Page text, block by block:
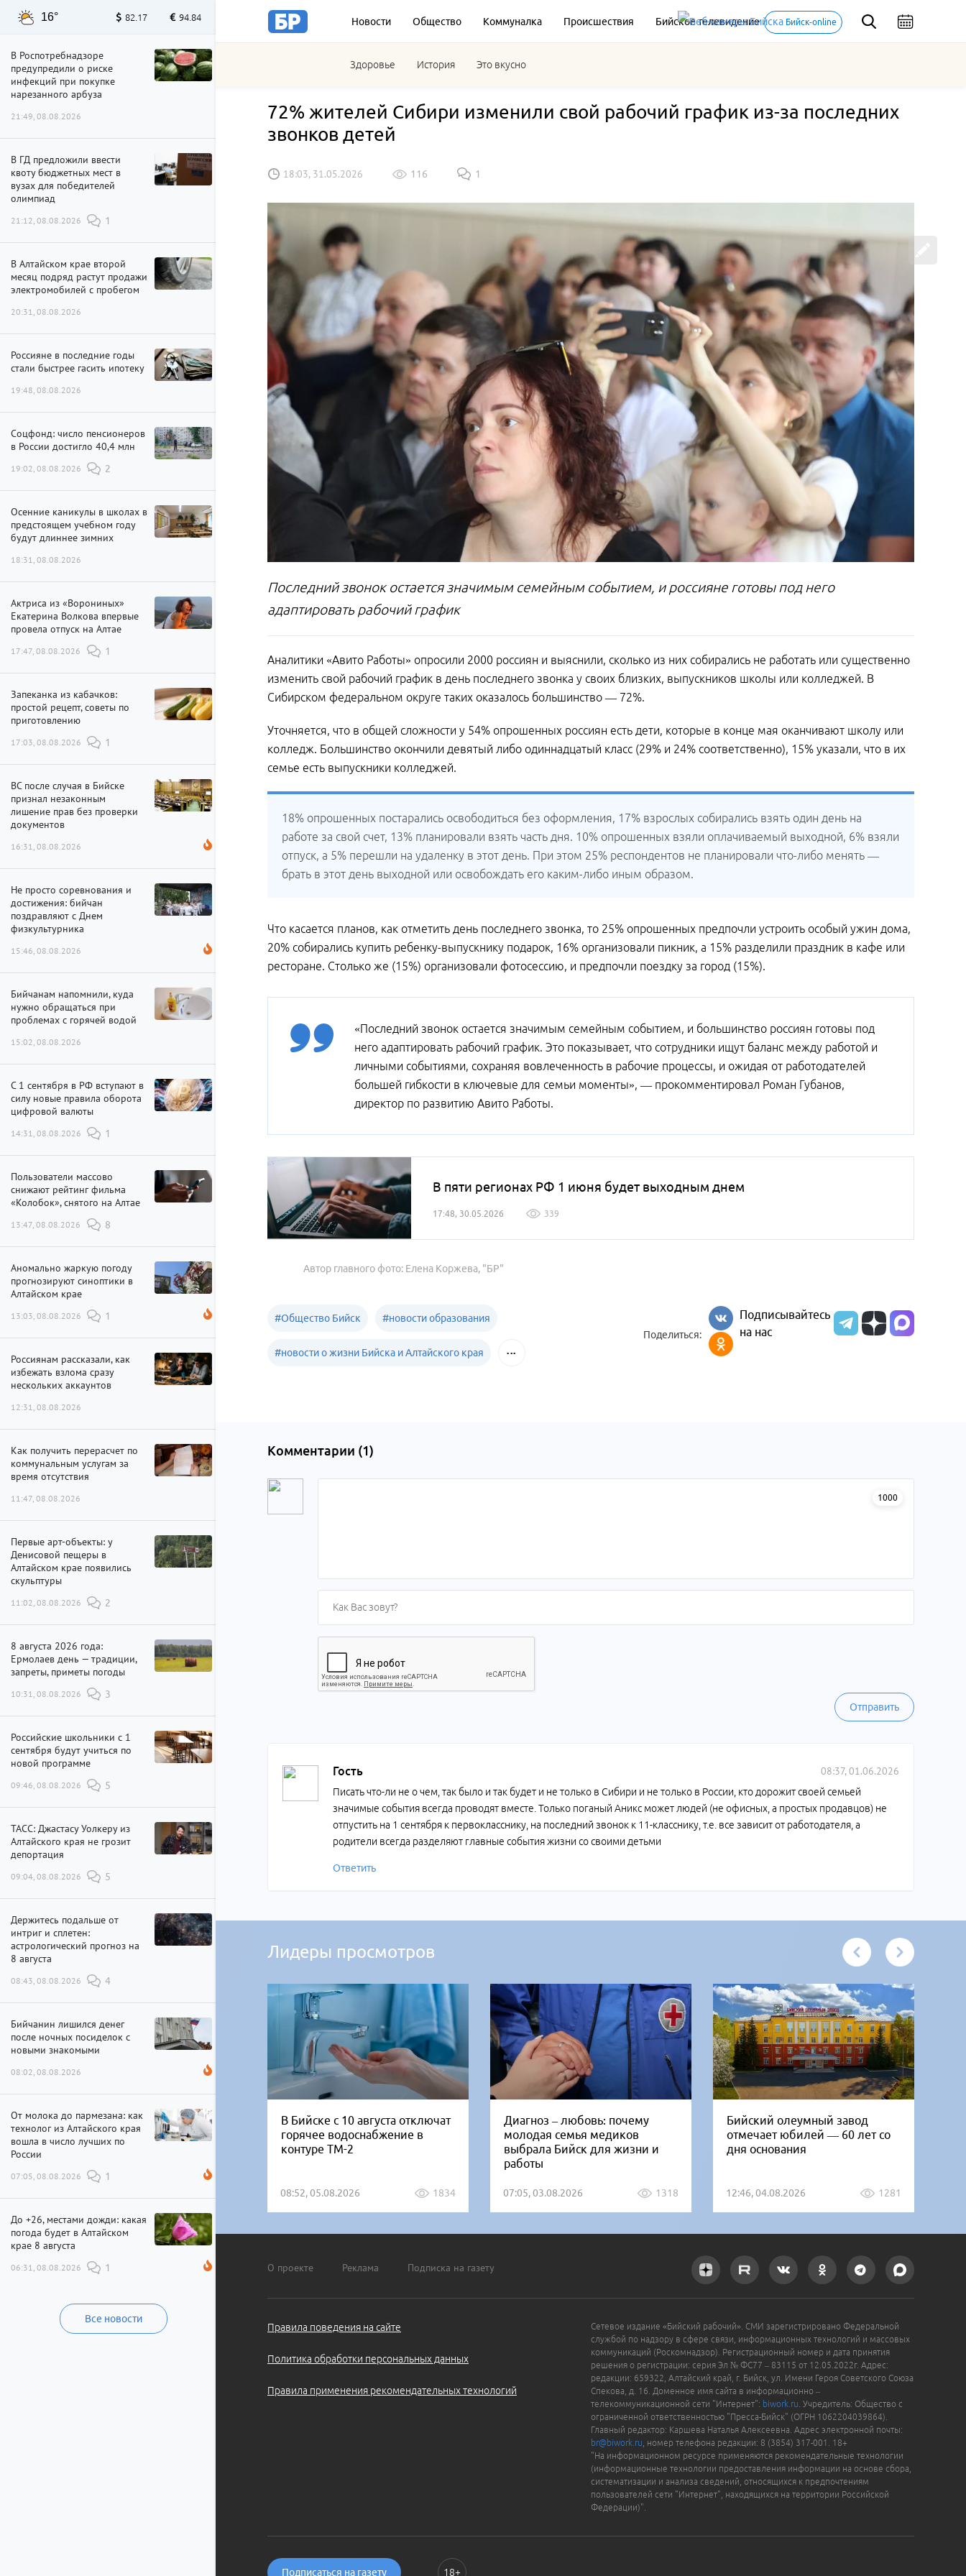
Новости Общество Коммуналка Происшествия Бийское телевидение Бийск-online
Здоровье История Это вкусно
16° 82.17 94.84
В Роспотребнадзоре
предупредили о риске
инфекций при покупке
нарезанного арбуза
21:49, 08.08.2026
В ГД предложили ввести
квоту бюджетных мест в
вузах для победителей
олимпиад
21:12, 08.08.2026 1
В Алтайском крае второй
месяц подряд растут продажи
электромобилей с пробегом
20:31, 08.08.2026
Россияне в последние годы
стали быстрее гасить ипотеку
19:48, 08.08.2026
Соцфонд: число пенсионеров
в России достигло 40,4 млн
19:02, 08.08.2026 2
Осенние каникулы в школах в
предстоящем учебном году
будут длиннее зимних
18:31, 08.08.2026
Актриса из «Ворониных»
Екатерина Волкова впервые
провела отпуск на Алтае
17:47, 08.08.2026 1
Запеканка из кабачков:
простой рецепт, советы по
приготовлению
17:03, 08.08.2026 1
ВС после случая в Бийске
признал незаконным
лишение прав без проверки
документов
16:31, 08.08.2026
Не просто соревнования и
достижения: бийчан
поздравляют с Днем
физкультурника
15:46, 08.08.2026
Бийчанам напомнили, куда
нужно обращаться при
проблемах с горячей водой
15:02, 08.08.2026
С 1 сентября в РФ вступают в
силу новые правила оборота
цифровой валюты
14:31, 08.08.2026 1
Пользователи массово
снижают рейтинг фильма
«Колобок», снятого на Алтае
13:47, 08.08.2026 8
Аномально жаркую погоду
прогнозируют синоптики в
Алтайском крае
13:03, 08.08.2026 1
Россиянам рассказали, как
избежать взлома сразу
нескольких аккаунтов
12:31, 08.08.2026
Как получить перерасчет по
коммунальным услугам за
время отсутствия
11:47, 08.08.2026
Первые арт-объекты: у
Денисовой пещеры в
Алтайском крае появились
скульптуры
11:02, 08.08.2026 2
8 августа 2026 года:
Ермолаев день — традиции,
запреты, приметы погоды
10:31, 08.08.2026 3
Российские школьники с 1
сентября будут учиться по
новой программе
09:46, 08.08.2026 5
ТАСС: Джастасу Уолкеру из
Алтайского края не грозит
депортация
09:04, 08.08.2026 5
Держитесь подальше от
интриг и сплетен:
астрологический прогноз на
8 августа
08:43, 08.08.2026 4
Бийчанин лишился денег
после ночных посиделок с
новыми знакомыми
08:02, 08.08.2026
От молока до пармезана: как
технолог из Алтайского края
вошла в число лучших по
России
07:05, 08.08.2026 1
До +26, местами дожди: какая
погода будет в Алтайском
крае 8 августа
06:31, 08.08.2026 1
Все новости
72% жителей Сибири изменили свой рабочий график из-за последних
звонков детей
18:03, 31.05.2026 116 1
Последний звонок остается значимым семейным событием, и россияне готовы под него
адаптировать рабочий график
Аналитики «Авито Работы» опросили 2000 россиян и выяснили, сколько из них собирались не работать или существенно
изменить свой рабочий график в день последнего звонка у своих близких, выпускников школы или колледжей. В
Сибирском федеральном округе таких оказалось большинство — 72%.
Уточняется, что в общей сложности у 54% опрошенных россиян есть дети, которые в конце мая оканчивают школу или
колледж. Большинство окончили девятый либо одиннадцатый класс (29% и 24% соответственно), 15% указали, что в их
семье есть выпускники колледжей.
18% опрошенных постарались освободиться без оформления, 17% взрослых собирались взять один день на
работе за свой счет, 13% планировали взять часть дня. 10% опрошенных взяли оплачиваемый выходной, 6% взяли
отпуск, а 5% перешли на удаленку в этот день. При этом 25% респондентов не планировали что-либо менять —
брать в этот день выходной или освобождать его каким-либо иным образом.
Что касается планов, как отметить день последнего звонка, то 25% опрошенных предпочли устроить особый ужин дома,
20% собирались купить ребенку-выпускнику подарок, 16% организовали пикник, а 15% разделили праздник в кафе или
ресторане. Столько же (15%) организовали фотосессию, и предпочли поездку за город (15%).
«Последний звонок остается значимым семейным событием, и большинство россиян готовы под
него адаптировать рабочий график. Это показывает, что сотрудники ищут баланс между работой и
личными событиями, сохраняя вовлеченность в рабочие процессы, и ожидая от работодателей
большей гибкости в ключевые для семьи моменты», — прокомментировал Роман Губанов,
директор по развитию Авито Работы.
В пяти регионах РФ 1 июня будет выходным днем
17:48, 30.05.2026 339
Автор главного фото: Елена Коржева, "БР"
#Общество Бийск #новости образования
#новости о жизни Бийска и Алтайского края
Поделиться:
Подписывайтесь
на нас
Комментарии (1)
1000
Отправить
Гость 08:37, 01.06.2026
Писать что-ли не о чем, так было и так будет и не только в Сибири и не только в России, кто дорожит своей семьей
значимые события всегда проводят вместе. Только поганый Аникс может людей (не офисных, а простых продавцов) не
отпустить на 1 сентября к первокласснику, на последний звонок к 11-класснику, т.е. все зависит от работодателя, а
родители всегда разделяют главные события жизни со своими детьми
Ответить
Лидеры просмотров
В Бийске с 10 августа отключат
горячее водоснабжение в
контуре ТМ-2
08:52, 05.08.2026 1834
Диагноз – любовь: почему
молодая семья медиков
выбрала Бийск для жизни и
работы
07:05, 03.08.2026 1318
Бийский олеумный завод
отмечает юбилей — 60 лет со
дня основания
12:46, 04.08.2026 1281
О проекте Реклама Подписка на газету
Правила поведения на сайте
Политика обработки персональных данных
Правила применения рекомендательных технологий
Сетевое издание «Бийский рабочий». СМИ зарегистрировано Федеральной
службой по надзору в сфере связи, информационных технологий и массовых
коммуникаций (Роскомнадзор). Регистрационный номер и дата принятия
решения о регистрации: серия Эл № ФС77 – 83115 от 12.05.2022г. Адрес:
редакции: 659322, Алтайский край, г. Бийск, ул. Имени Героя Советского Союза
Спекова, д. 16. Доменное имя сайта в информационно –
телекоммуникационной сети "Интернет": biwork.ru . Учредитель: Общество с
ограниченной ответственностью "Пресса-Бийск" (ОГРН 1062204039864).
Главный редактор: Каршева Наталья Алексеевна. Адрес электронной почты:
br@biwork.ru , номер телефона редакции: 8 (3854) 317-001. 18+
"На информационном ресурсе применяются рекомендательные технологии
(информационные технологии предоставления информации на основе сбора,
систематизации и анализа сведений, относящихся к предпочтениям
пользователей сети "Интернет", находящихся на территории Российской
Федерации)".
Подписаться на газету 18+